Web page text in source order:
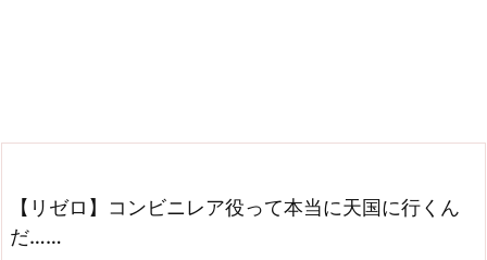
【リゼロ】コンビニレア役って本当に天国に行くん
だ……